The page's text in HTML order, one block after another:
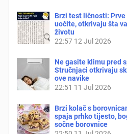
Brzi test ličnosti:
uočite, otkrivaju šta
životu
22:57 12 Jul 2026
Ne gasite klimu pred
Stručnjaci otkrivaju
ove navike
22:51 11 Jul 2026
Brzi kolač s
spaja prhko tijesto,
sočne borovnice